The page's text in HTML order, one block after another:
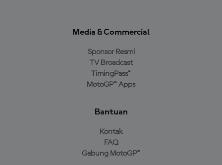
Media & Commercial
Sponsor Resmi
TV Broadcast
TimingPass™
MotoGP™ Apps
Bantuan
Kontak
FAQ
Gabung MotoGP™